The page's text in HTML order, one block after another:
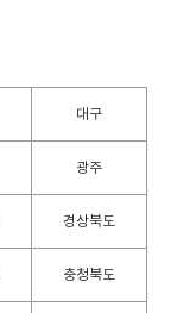
대구
광주
경상북도
충청북도